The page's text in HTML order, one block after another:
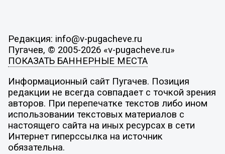
Редакция: info@v-pugacheve.ru
Пугачев, © 2005-2026 «v-pugacheve.ru»
ПОКАЗАТЬ БАННЕРНЫЕ МЕСТА
Информационный сайт Пугачев. Позиция
редакции не всегда совпадает с точкой зрения
авторов. При перепечатке текстов либо ином
использовании текстовых материалов с
настоящего сайта на иных ресурсах в сети
Интернет гиперссылка на источник
обязательна.